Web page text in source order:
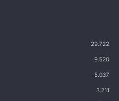
29.722
9.520
5.037
3.211